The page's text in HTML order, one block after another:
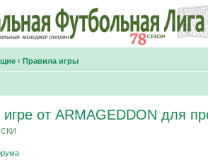
‹ Правила игры
от ARMAGEDDON для